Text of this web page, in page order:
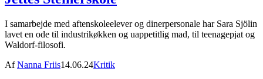
I samarbejde med aftenskoleelever og dinerpersonale har Sara Sjölin
lavet en ode til industrikøkken og uappetitlig mad, til teenagepjat og
Waldorf-filosofi.
AfNanna Friis14.06.24Kritik